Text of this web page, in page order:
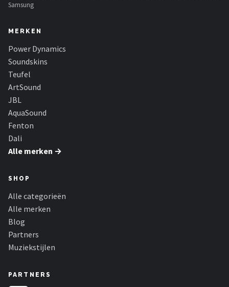
AquaSound
Fenton
Dali
Ultimea
Carlinkit
Alle merken →
Samsung
MERKEN
Power Dynamics
Soundskins
Teufel
ArtSound
JBL
AquaSound
Fenton
Dali
Alle merken →
SHOP
Alle categorieën
Alle merken
Blog
Partners
Muziekstijlen
PARTNERS